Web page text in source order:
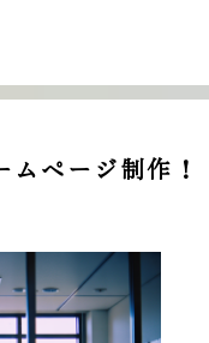
ページ制作！